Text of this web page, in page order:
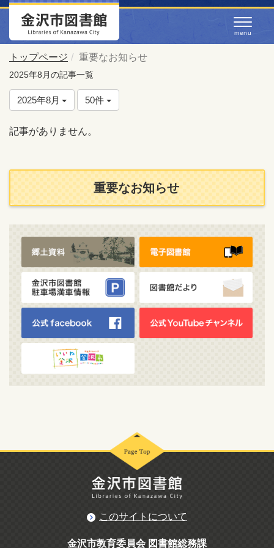
トップページ 重要なお知らせ
2025年8月の記事一覧
2025年8月 50件
記事がありません。
重要なお知らせ
このサイトについて
金沢市教育委員会 図書館総務課